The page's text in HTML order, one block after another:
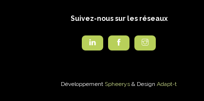
Suivez-nous sur les réseaux
Développement Spheerys & Design Adapt-t